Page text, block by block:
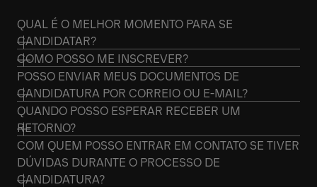
QUAL É O MELHOR MOMENTO PARA SE
CANDIDATAR?
COMO POSSO ME INSCREVER?
POSSO ENVIAR MEUS DOCUMENTOS DE
CANDIDATURA POR CORREIO OU E-MAIL?
QUANDO POSSO ESPERAR RECEBER UM
RETORNO?
COM QUEM POSSO ENTRAR EM CONTATO SE TIVER
DÚVIDAS DURANTE O PROCESSO DE
CANDIDATURA?